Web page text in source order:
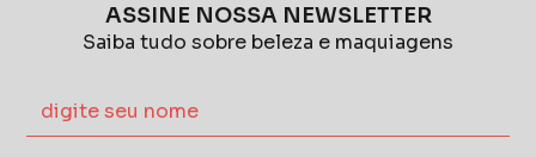
ASSINE NOSSA NEWSLETTER
Saiba tudo sobre beleza e maquiagens